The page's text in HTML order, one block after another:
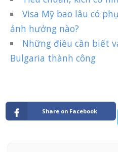
Visa Mỹ bao lâu có
ảnh hưởng nào?
Những điều cần biết
Bulgaria thành công
Share on Facebook